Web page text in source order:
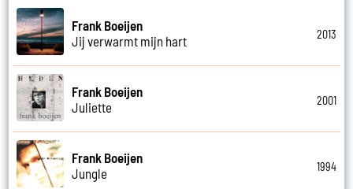
Frank Boeijen
Jij verwarmt mijn hart
2013
Frank Boeijen
Juliette
2001
Frank Boeijen
Jungle
1994